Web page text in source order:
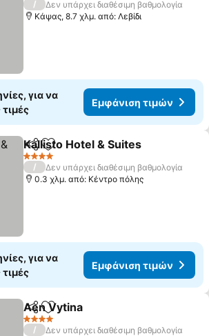
/
Δεν υπάρχει διαθέσιμη βαθμολογία
Κάψας, 8.7 χλμ. από: Λεβίδι
για να
τιμές
Εμφάνιση τιμών
Κοινοποίηση
Προσθήκη στα αγαπημένα
Kallisto Hotel & Suites
4 Αστέρια
/
Δεν υπάρχει διαθέσιμη βαθμολογία
0.3 χλμ. από: Κέντρο πόλης
για να
τιμές
Εμφάνιση τιμών
Κοινοποίηση
Προσθήκη στα αγαπημένα
Aen Vytina
4 Αστέρια
/
Δεν υπάρχει διαθέσιμη βαθμολογία